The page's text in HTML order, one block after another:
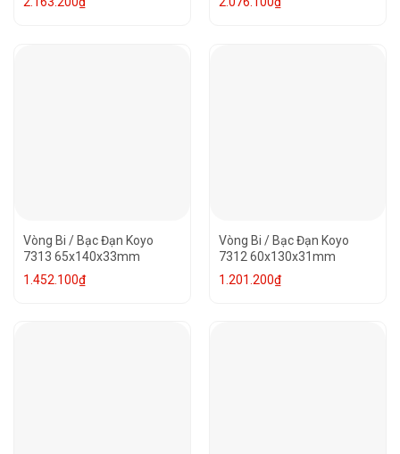
Vòng Bi / Bạc Đạn Koyo
7313 65x140x33mm
1.452.100₫
Vòng Bi / Bạc Đạn Koyo
7312 60x130x31mm
1.201.200₫